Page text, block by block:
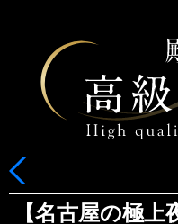
【名古屋の極